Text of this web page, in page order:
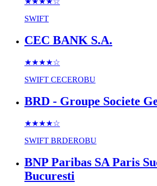
SWIFT
CEC BANK S.A.
★★★★☆
SWIFT CECEROBU
BRD - Groupe Societe
★★★★☆
SWIFT BRDEROBU
BNP Paribas SA Paris
Bucuresti